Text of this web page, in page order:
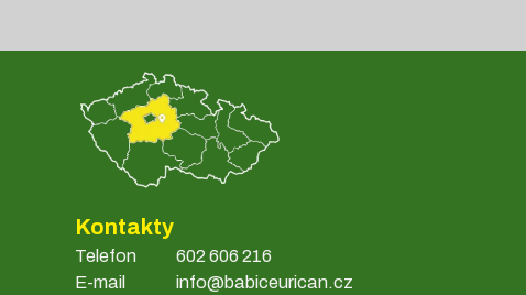
Kontakty
Telefon
E-mail
602 606 216
info@babiceurican.cz